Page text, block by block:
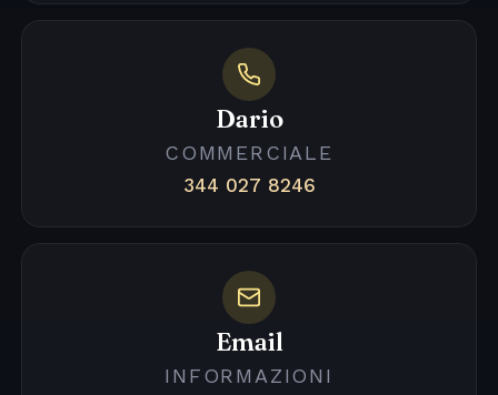
Dario
COMMERCIALE
344 027 8246
Email
INFORMAZIONI